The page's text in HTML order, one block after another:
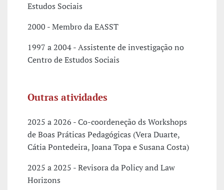
Estudos Sociais
2000 - Membro da EASST
1997 a 2004 - Assistente de investigação no
Centro de Estudos Sociais
Outras atividades
2025 a 2026 - Co-coordeneção ds Workshops
de Boas Práticas Pedagógicas (Vera Duarte,
Cátia Pontedeira, Joana Topa e Susana Costa)
2025 a 2025 - Revisora da Policy and Law
Horizons